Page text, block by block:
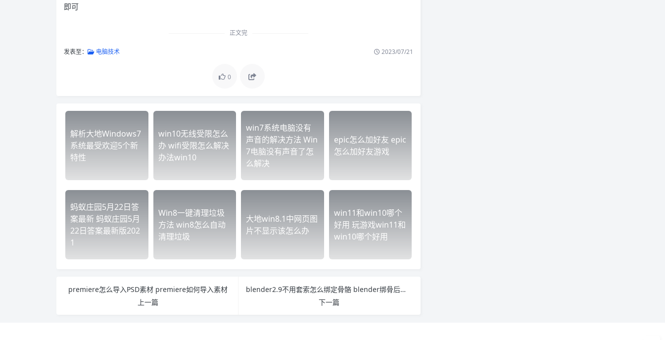
即可
正文完
发表至： 电脑技术 2023/07/21
0
解析大地Windows7
系统最受欢迎5个新
特性
win10无线受限怎么
办 wifi受限怎么解决
办法win10
win7系统电脑没有
声音的解决方法 Win
7电脑没有声音了怎
么解决
epic怎么加好友 epic
怎么加好友游戏
蚂蚁庄园5月22日答
案最新 蚂蚁庄园5月
22日答案最新版202
1
Win8一键清理垃圾
方法 win8怎么自动
清理垃圾
大地win8.1中网页图
片不显示该怎么办
win11和win10哪个
好用 玩游戏win11和
win10哪个好用
premiere怎么导入PSD素材 premiere如何导入素材
上一篇
blender2.9不用套索怎么绑定骨骼 blender绑骨后没法动
下一篇